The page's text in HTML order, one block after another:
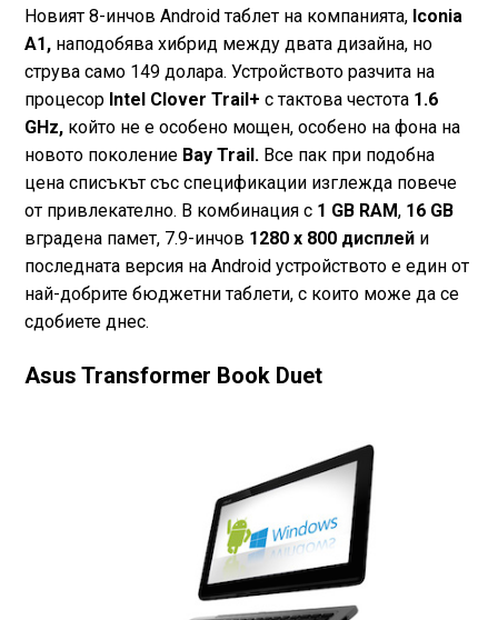
Новият 8-инчов Android таблет на компанията, Iconia
A1,наподобява хибрид между двата дизайна, но
струва само 149 долара. Устройството разчита на
процесор Intel Clover Trail+ с тактова честота1.6
GHz,който не е особено мощен, особено на фона на
новото поколение Bay Trail. Все пак при подобна
цена списъкът със спецификации изглежда повече
от привлекателно. В комбинация с 1 GB RAM, 16 GB
вградена памет, 7.9-инчов 1280 х 800 дисплейи
последната версия на Android устройството е един от
най-добрите бюджетни таблети, с които може да се
сдобиете днес.
Asus Transformer Book Duet